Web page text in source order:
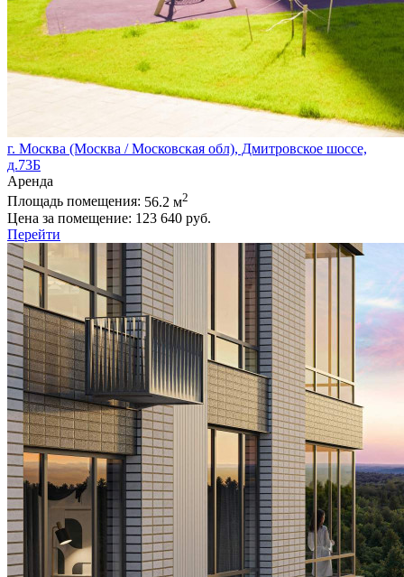
г. Москва (Москва / Московская обл), Дмитровское шоссе,
д.73Б
Аренда
Площадь помещения: 56.2 м2
Цена за помещение: 123 640 руб.
Перейти